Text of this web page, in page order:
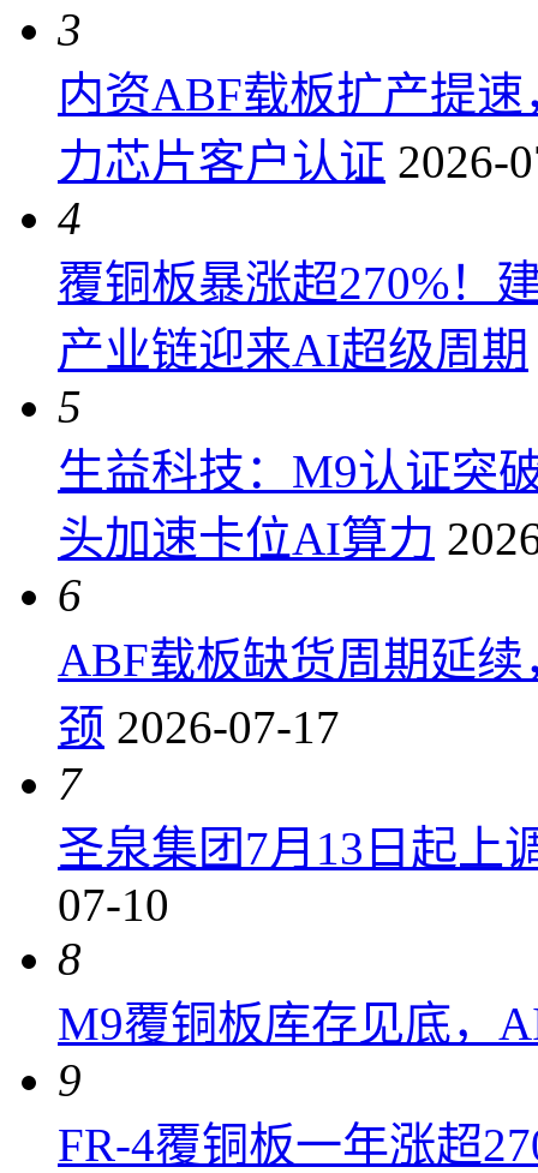
3
内资ABF载板扩产提
力芯片客户认证 2026-
4
覆铜板暴涨超270%！
产业链迎来AI超级周期
5
生益科技：M9认证突
头加速卡位AI算力
6
ABF载板缺货周期延
颈 2026-07-17
7
圣泉集团7月13日起上
07-10
8
M9覆铜板库存见底，
9
FR-4覆铜板一年涨超